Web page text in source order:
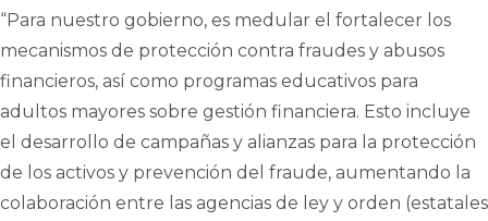
“Para nuestro gobierno, es medular el fortalecer los
mecanismos de protección contra fraudes y abusos
financieros, así como programas educativos para
adultos mayores sobre gestión financiera. Esto incluye
el desarrollo de campañas y alianzas para la protección
de los activos y prevención del fraude, aumentando la
colaboración entre las agencias de ley y orden (estatales